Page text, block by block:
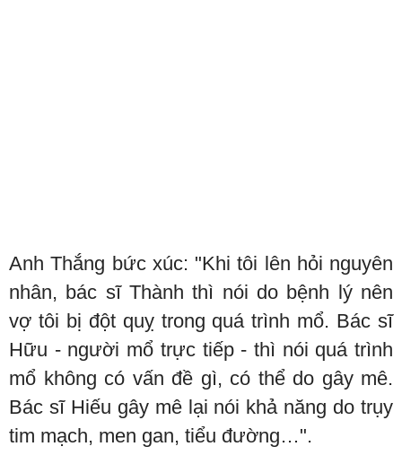
Anh Thắng bức xúc: "Khi tôi lên hỏi nguyên
nhân, bác sĩ Thành thì nói do bệnh lý nên
vợ tôi bị đột quỵ trong quá trình mổ. Bác sĩ
Hữu - người mổ trực tiếp - thì nói quá trình
mổ không có vấn đề gì, có thể do gây mê.
Bác sĩ Hiếu gây mê lại nói khả năng do trụy
tim mạch, men gan, tiểu đường…".